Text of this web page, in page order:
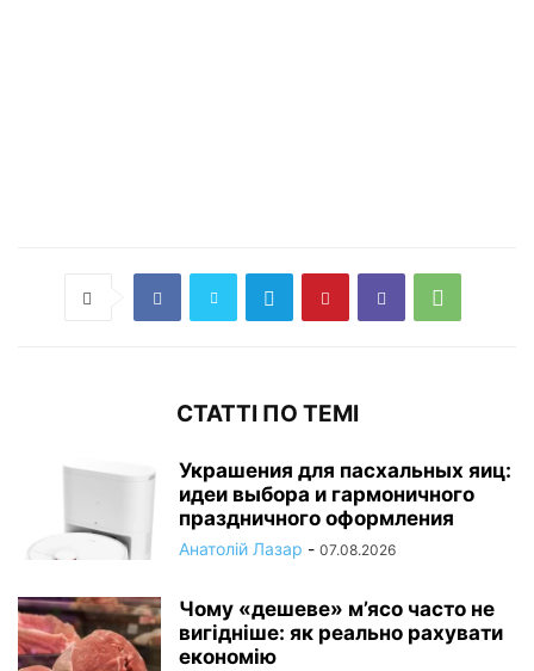
СТАТТІ ПО ТЕМІ
Украшения для пасхальных яиц:
идеи выбора и гармоничного
праздничного оформления
Анатолій Лазар - 07.08.2026
Чому «дешеве» м’ясо часто не
вигідніше: як реально рахувати
економію